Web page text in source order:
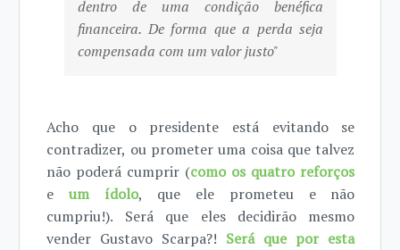
dentro de uma condição benéfica
financeira. De forma que a perda seja
compensada com um valor justo"
Acho que o presidente está evitando se
contradizer, ou prometer uma coisa que talvez
não poderá cumprir (como os quatro reforços
eum ídolo, que ele prometeu e não
cumpriu!). Será que eles decidirão mesmo
vender Gustavo Scarpa?! Será que por esta